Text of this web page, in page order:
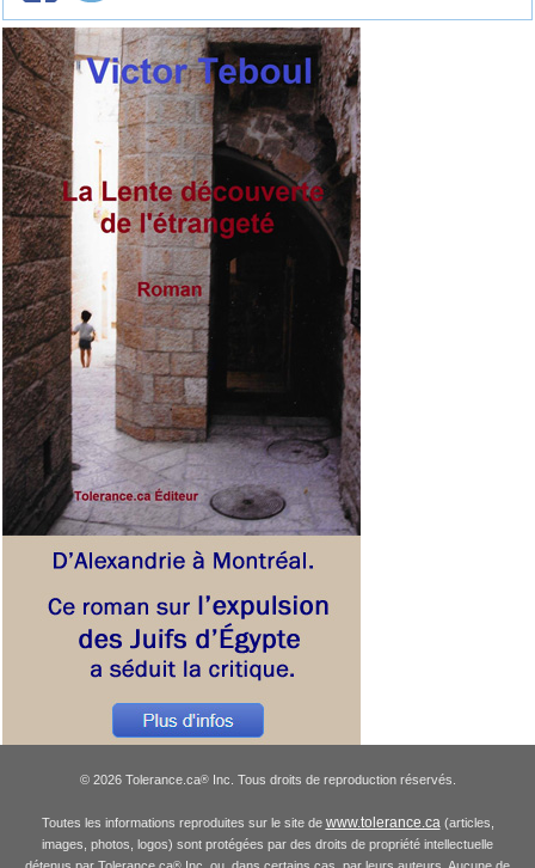
© 2026 Tolerance.ca®Inc. Tous droits de reproduction réservés.
Toutes les informations reproduites sur le site de www.tolerance.ca(articles,
images, photos, logos) sont protégées par des droits de propriété intellectuelle